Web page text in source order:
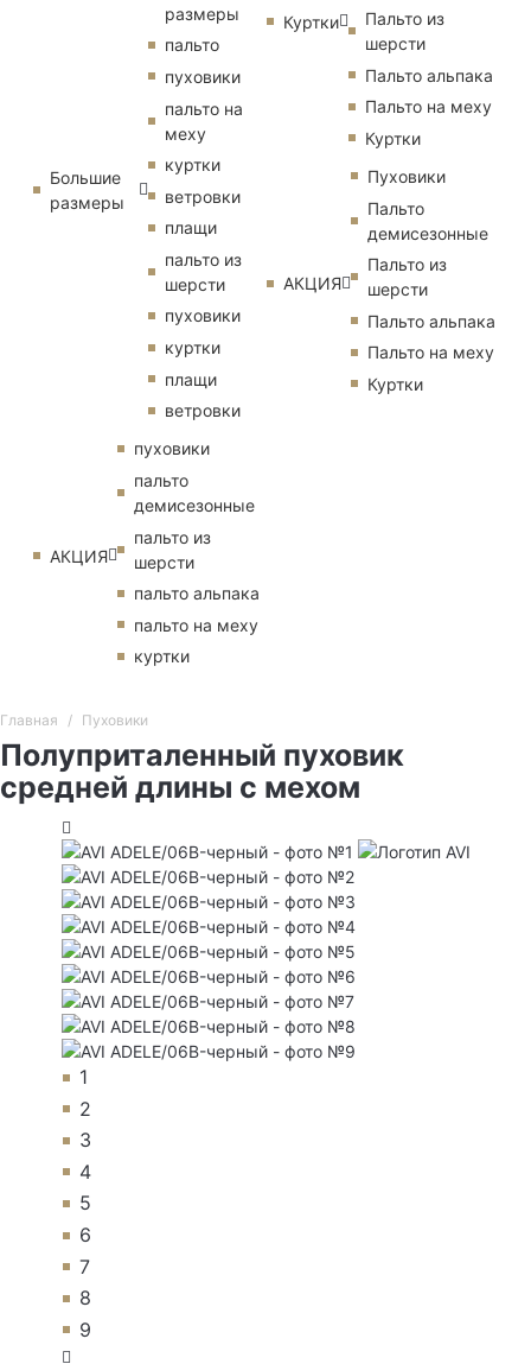
Большие
размеры
размеры
пальто
пуховики
пальто на
меху
куртки
ветровки
плащи
пальто из
шерсти
пуховики
куртки
плащи
ветровки
АКЦИЯ
пуховики
пальто
демисезонные
пальто из
шерсти
пальто альпака
пальто на меху
куртки
Куртки
Пальто из
шерсти
Пальто альпака
Пальто на меху
Куртки
АКЦИЯ
Пуховики
Пальто
демисезонные
Пальто из
шерсти
Пальто альпака
Пальто на меху
Куртки
Главная Пуховики
Полуприталенный пуховик
средней длины с мехом
1
2
3
4
5
6
7
8
9